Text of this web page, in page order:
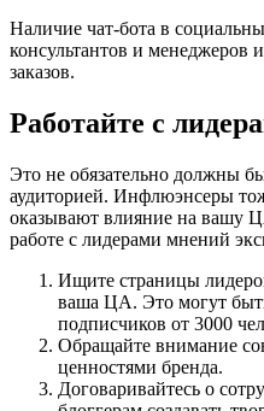
Наличие чат-бота в
консультантов и менеджеров
заказов.
Работайте с
Это не обязательно должны
аудиторией. Инфлюэнсеры
оказывают влияние на вашу
работе с лидерами мнений
Ищите страницы
ваша ЦА. Это могут
подписчиков от 3000
Обращайте внимание
ценностями бренда.
Договаривайтесь о